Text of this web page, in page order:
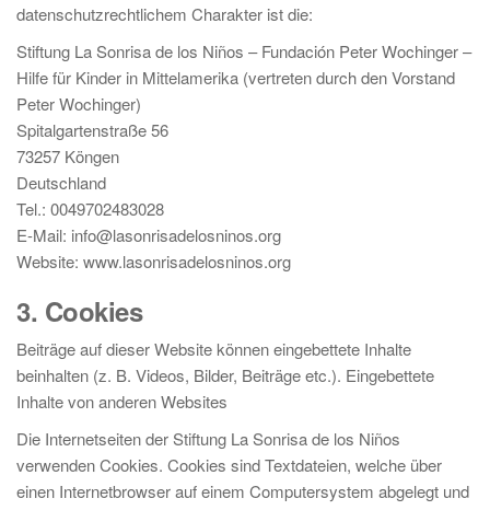
datenschutzrechtlichem Charakter ist die:
Stiftung La Sonrisa de los Niños – Fundación Peter Wochinger –
Hilfe für Kinder in Mittelamerika (vertreten durch den Vorstand
Peter Wochinger)
Spitalgartenstraße 56
73257 Köngen
Deutschland
Tel.: 0049702483028
E-Mail: info@lasonrisadelosninos.org
Website: www.lasonrisadelosninos.org
3. Cookies
Beiträge auf dieser Website können eingebettete Inhalte
beinhalten (z. B. Videos, Bilder, Beiträge etc.). Eingebettete
Inhalte von anderen Websites
Die Internetseiten der Stiftung La Sonrisa de los Niños
verwenden Cookies. Cookies sind Textdateien, welche über
einen Internetbrowser auf einem Computersystem abgelegt und